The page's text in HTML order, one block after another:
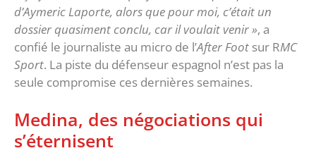
d’Aymeric Laporte, alors que pour moi, c’était un
dossier quasiment conclu, car il voulait venir », a
confié le journaliste au micro de l’After Foot sur RMC
Sport. La piste du défenseur espagnol n’est pas la
seule compromise ces dernières semaines.
Medina, des négociations qui
s’éternisent